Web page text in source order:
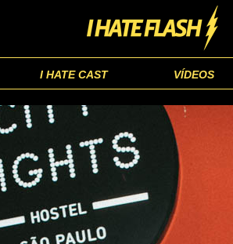
I HATE CAST VÍDEOS